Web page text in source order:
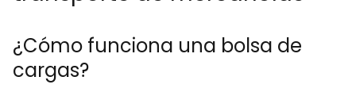
¿Cómo funciona una bolsa de
cargas?